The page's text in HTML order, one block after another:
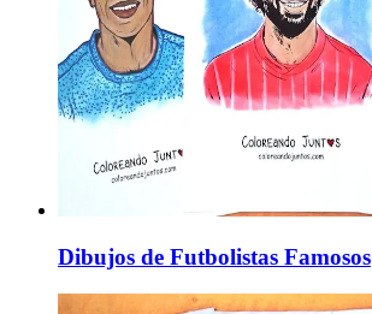
Dibujos de Futbolistas Famosos